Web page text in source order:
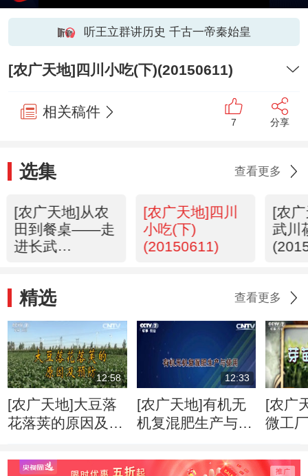
听王立群讲历史 千古一帝秦始皇
[农广天地]四川小吃(下)(20150611)
相关稿件
7 分享
选集 查看更多
[农广天地]从农
田到餐桌——走
进长武
[农广天地]四川
小吃(下)
(20150611)
[农
武川
精选 查看更多
12:58
[农广天地]大豆落
花落荚的原因及预
12:33
[农广天地]有机无
机复混肥生产与使
[农广
微工